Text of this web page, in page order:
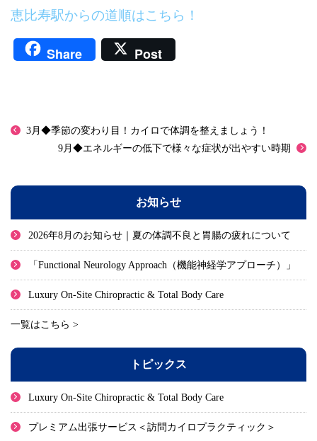
恵比寿駅からの道順はこちら！
Share Post
3月◆季節の変わり目！カイロで体調を整えましょう！
9月◆エネルギーの低下で様々な症状が出やすい時期
お知らせ
2026年8月のお知らせ｜夏の体調不良と胃腸の疲れについて
「Functional Neurology Approach（機能神経学アプローチ）」
Luxury On-Site Chiropractic & Total Body Care
一覧はこちら >
トピックス
Luxury On-Site Chiropractic & Total Body Care
プレミアム出張サービス＜訪問カイロプラクティック＞